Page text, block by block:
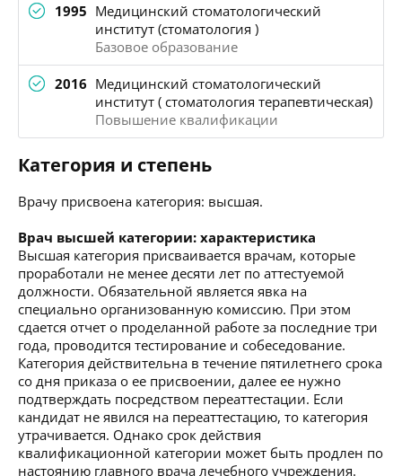
1995 Медицинский стоматологический
институт (стоматология )
Базовое образование
2016 Медицинский стоматологический
институт ( стоматология терапевтическая)
Повышение квалификации
Категория и степень
Врачу присвоена категория: высшая.
Врач высшей категории: характеристика
Высшая категория присваивается врачам, которые
проработали не менее десяти лет по аттестуемой
должности. Обязательной является явка на
специально организованную комиссию. При этом
сдается отчет о проделанной работе за последние три
года, проводится тестирование и собеседование.
Категория действительна в течение пятилетнего срока
со дня приказа о ее присвоении, далее ее нужно
подтверждать посредством переаттестации. Если
кандидат не явился на переаттестацию, то категория
утрачивается. Однако срок действия
квалификационной категории может быть продлен по
настоянию главного врача лечебного учреждения.